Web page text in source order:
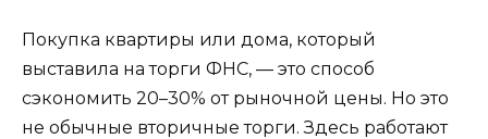
Покупка квартиры или дома, который
выставила на торги ФНС, — это способ
сэкономить 20–30% от рыночной цены. Но это
не обычные вторичные торги. Здесь работают